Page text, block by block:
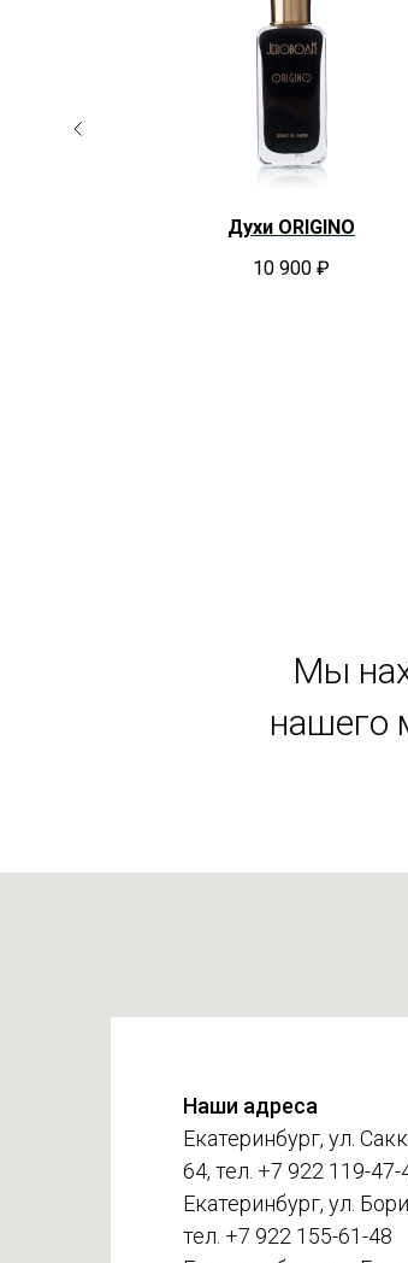
Духи ORIGINO
10 900 ₽
Мы
нашего
Наши адреса
Екатеринбург, ул.
64, тел. +7 922 119-47-
Екатеринбург, ул.
тел. +7 922 155-61-48